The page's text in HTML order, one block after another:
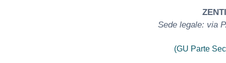
Sede legale: via
(GU Parte